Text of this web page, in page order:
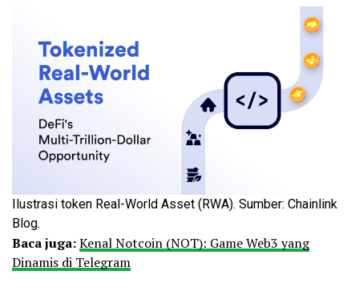
Ilustrasi token Real-World Asset (RWA). Sumber: Chainlink
Blog.
Baca juga:Kenal Notcoin (NOT): Game Web3 yang
Dinamis di Telegram